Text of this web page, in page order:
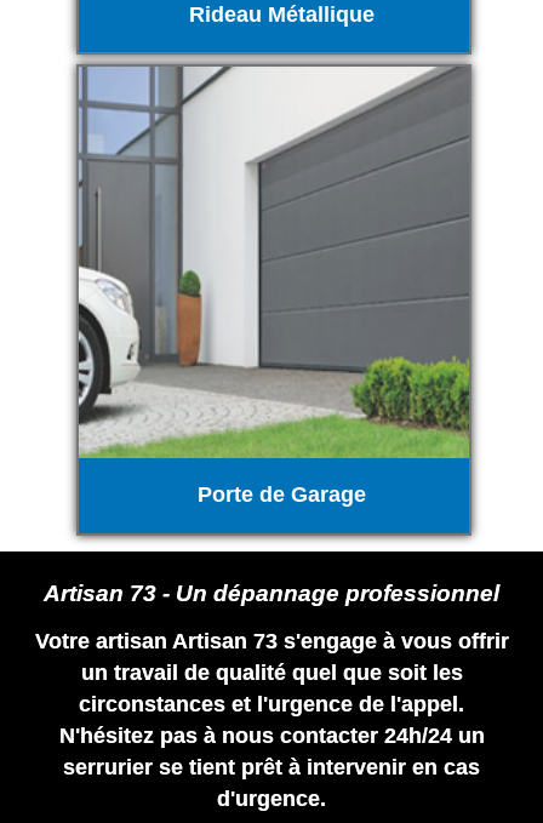
Rideau Métallique
Porte de Garage
Artisan 73 - Un dépannage professionnel
Votre artisan Artisan 73 s'engage à vous offrir
un travail de qualité quel que soit les
circonstances et l'urgence de l'appel.
N'hésitez pas à nous contacter 24h/24 un
serrurier se tient prêt à intervenir en cas
d'urgence.